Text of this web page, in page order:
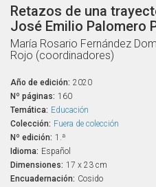
Retazos de una
José Emilio Palomero
María Rosario Fernández
Rojo (coordinadores)
Año de edición: 2020
Nº páginas: 160
Temática: Educación
Colección: Fuera de colección
Nº edición: 1.ª
Idioma: Español
Dimensiones: 17 x 23 cm
Encuadernación: Cosido